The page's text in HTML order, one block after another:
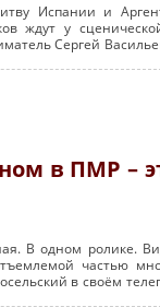
Испании и
ждут у
Сергей
в ПМР –
В одном ролике.
частью
в своём